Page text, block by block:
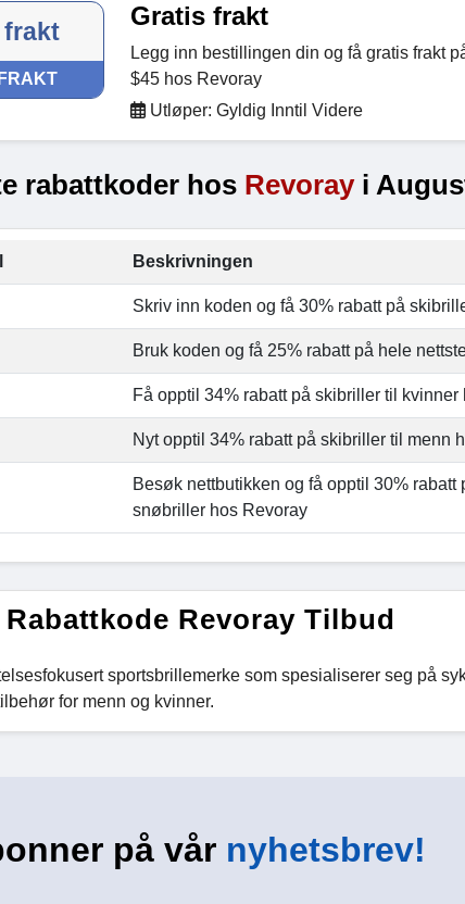
frakt
Gratis frakt
Legg inn bestillingen din og få gratis frakt
$45 hos Revoray
Utløper: Gyldig Inntil Videre
rabattkoder hos Revorayi
Beskrivningen
Skriv inn koden og få 30% rabatt på
Bruk koden og få 25% rabatt på hele
Få opptil 34% rabatt på skibriller til kvinner
Nyt opptil 34% rabatt på skibriller til menn
Besøk nettbutikken og få opptil 30% rabatt
snøbriller hos Revoray
Rabattkode Revoray Tilbud
sportsbrillemerke som spesialiserer seg på
for menn og kvinner.
på vår nyhetsbrev!